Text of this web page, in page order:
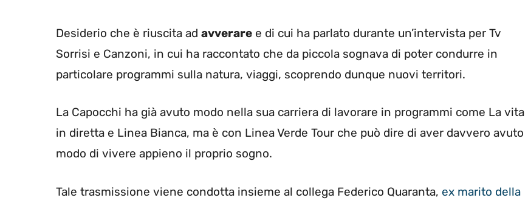
Desiderio che è riuscita ad avverare e di cui ha parlato durante un’intervista per Tv
Sorrisi e Canzoni, in cui ha raccontato che da piccola sognava di poter condurre in
particolare programmi sulla natura, viaggi, scoprendo dunque nuovi territori.
La Capocchi ha già avuto modo nella sua carriera di lavorare in programmi come La vita
in diretta e Linea Bianca, ma è con Linea Verde Tour che può dire di aver davvero avuto
modo di vivere appieno il proprio sogno.
Tale trasmissione viene condotta insieme al collega Federico Quaranta, ex marito della